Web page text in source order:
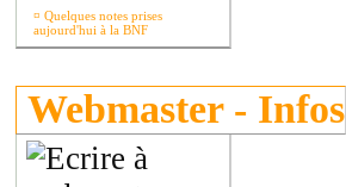
¤ Quelques notes prises
aujourd'hui à la BNF
Webmaster - Infos